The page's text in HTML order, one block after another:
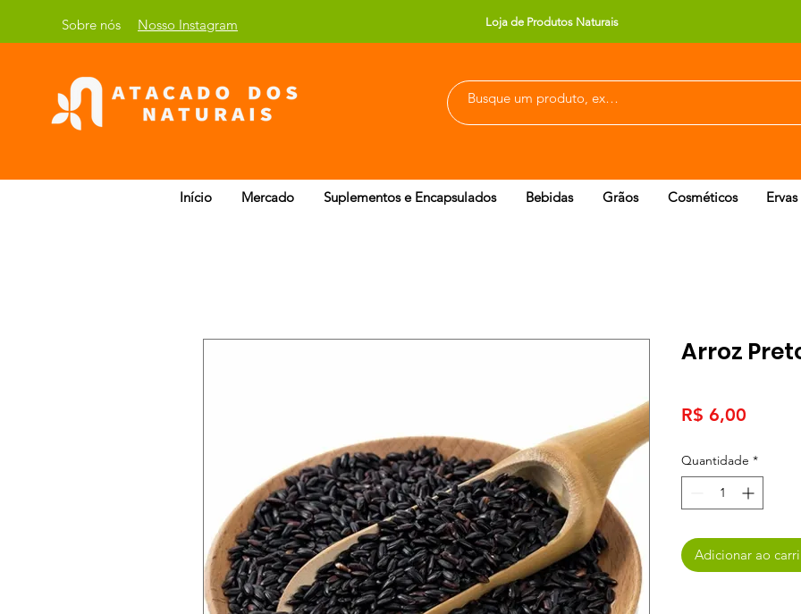
Sobre nós Nosso Instagram Loja de Produtos Naturais
Início Mercado Suplementos e Encapsulados Bebidas Grãos Cosméticos
Arroz
R$ 6,00
Quantidade *
Adicionar ao